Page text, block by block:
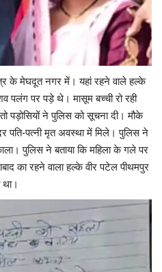
के मेघदूत नगर में। यहां रहने वाले हल्के
पलंग पर पड़े थे। मासूम बच्ची रो रही
पड़ोसियों ने पुलिस को सूचना दी। मौके
पति-पत्नी मृत अवस्था में मिले। पुलिस ने
पुलिस ने बताया कि महिला के गले पर
का रहने वाला हल्के वीर पटेल पीथमपुर